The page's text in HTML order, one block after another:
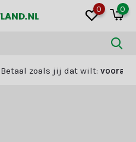
0 0
wilt:vooraf of achteraf